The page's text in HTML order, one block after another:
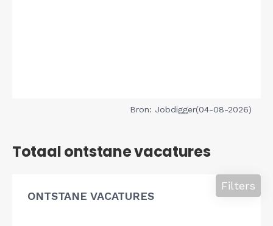
Bron: Jobdigger(04-08-2026)
Totaal ontstane vacatures
ONTSTANE VACATURES
Filters